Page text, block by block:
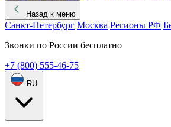
Назад к меню
Санкт-Петербург Москва Регионы РФ
Звонки по России бесплатно
+7 (800) 555-46-75
RU